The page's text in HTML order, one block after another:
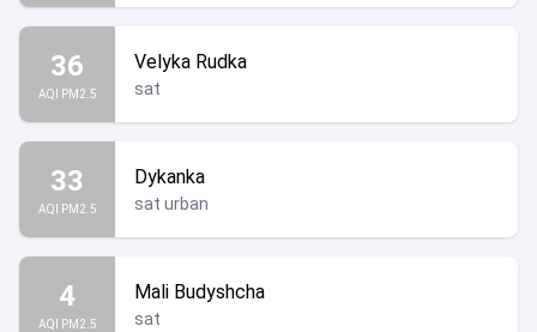
36
AQI PM2.5
Velyka Rudka
sat
33
AQI PM2.5
Dykanka
sat urban
4
AQI PM2.5
Mali Budyshcha
sat